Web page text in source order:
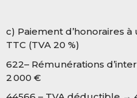
c) Paiement d’honoraires
TTC (TVA 20 %)
622– Rémunérations
2 000 €